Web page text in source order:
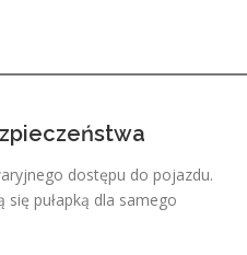
dostępu do pojazdu.
pułapką dla samego